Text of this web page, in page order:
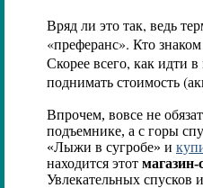
Вряд ли это так, ведь
«преферанс». Кто
Скорее всего, как идти
поднимать стоимость
Впрочем, вовсе не
подъемнике, а с горы
«Лыжи в сугробе» и
находится этот
Увлекательных спусков